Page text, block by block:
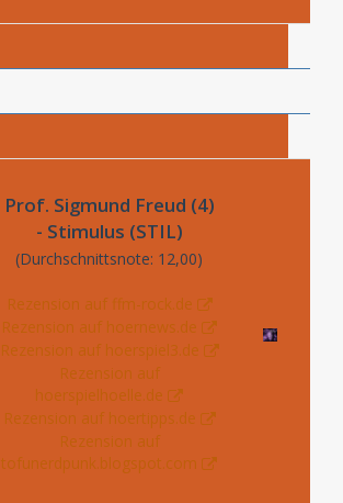
Prof. Sigmund Freud (4)
- Stimulus (STIL)
(Durchschnittsnote: 12,00)
Rezension auf ffm-rock.de
Rezension auf hoernews.de
Rezension auf hoerspiel3.de
Rezension auf
hoerspielhoelle.de
Rezension auf hoertipps.de
Rezension auf
tofunerdpunk.blogspot.com